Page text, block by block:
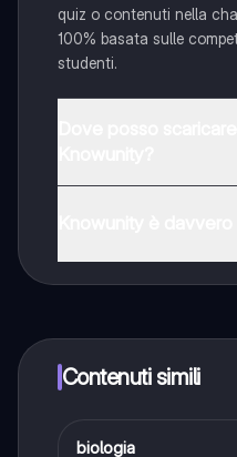
quiz o contenuti nella
100% basata sulle
studenti.
Knowunity Premium, che
alcun limite!!
Contenuti simili
Scienze
biologia